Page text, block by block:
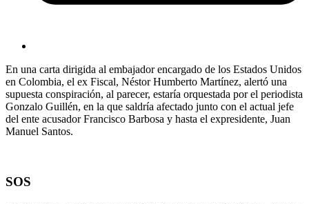
En una carta dirigida al embajador encargado de los Estados Unidos
en Colombia, el ex Fiscal, Néstor Humberto Martínez, alertó una
supuesta conspiración, al parecer, estaría orquestada por el periodista
Gonzalo Guillén, en la que saldría afectado junto con el actual jefe
del ente acusador Francisco Barbosa y hasta el expresidente, Juan
Manuel Santos.
SOS